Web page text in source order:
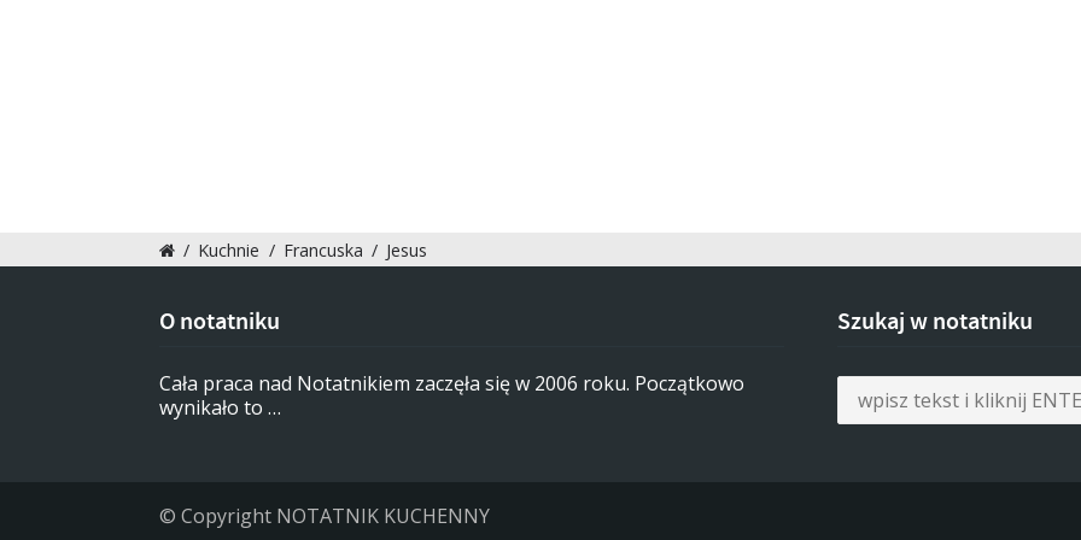
/ Kuchnie / Francuska / Jesus
O notatniku
Cała praca nad Notatnikiem zaczęła się w 2006 roku. Początkowo
wynikało to …
Szukaj w notatniku
© Copyright NOTATNIK KUCHENNY